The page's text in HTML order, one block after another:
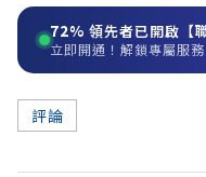
72% 領先者已開啟【
立即開通！解鎖專屬服務
評論